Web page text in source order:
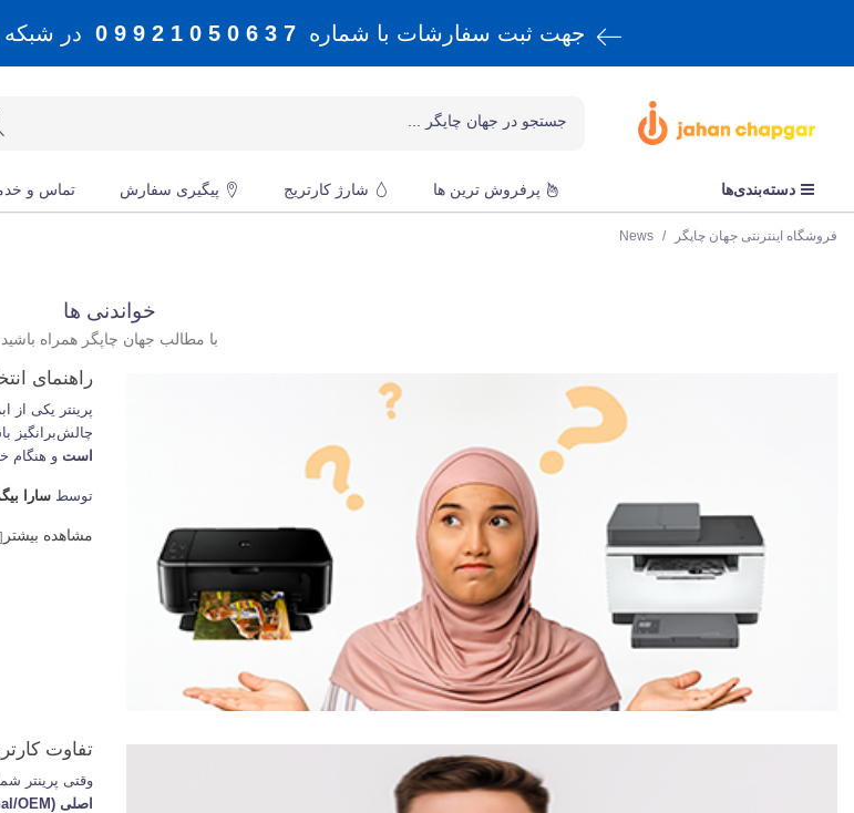
جهت ثبت سفارشات با شماره 7 3 6 0 5 0 1 2 9 9 0 در شبکه
دسته‌بندی‌ها پرفروش ترین ها شارژ کارتریج پیگیری سفارش تماس و
فروشگاه اینترنتی جهان چاپگر /
News
خواندنی ها
با مطالب جهان چاپگر همراه باشید
راهنمای
پرینتر یکی از
چالش‌برانگیز
است و هنگام
توسط سارا
مشاهده بیشتر
تفاوت
وقتی پرینتر
اصلی (Original/OEM)